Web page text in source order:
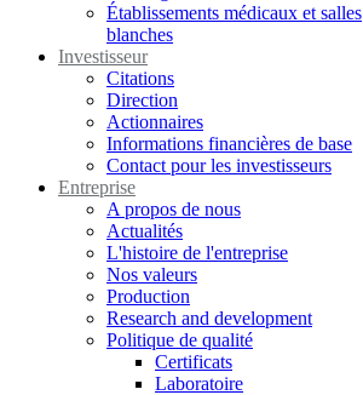
Établissements médicaux et salles
blanches
Investisseur
Citations
Direction
Actionnaires
Informations financières de base
Contact pour les investisseurs
Entreprise
A propos de nous
Actualités
L'histoire de l'entreprise
Nos valeurs
Production
Research and development
Politique de qualité
Certificats
Laboratoire